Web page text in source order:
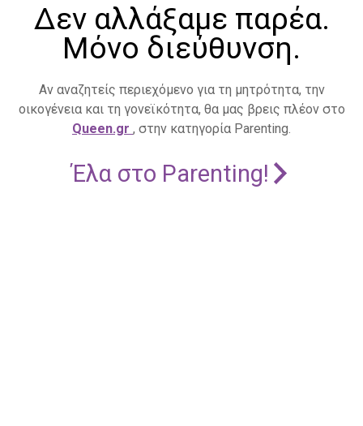
Δεν αλλάξαμε παρέα.
Μόνο διεύθυνση.
Αν αναζητείς περιεχόμενο για τη μητρότητα, την
οικογένεια και τη γονεϊκότητα, θα μας βρεις πλέον στο
Queen.gr , στην κατηγορία Parenting.
Έλα στο Parenting!